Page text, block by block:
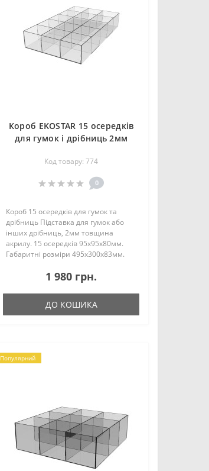
Короб EKOSTAR 15 осередків
для гумок і дрібниць 2мм
Код товару: 774
0
Короб 15 осередків для гумок та
дрібниць Підставка для гумок або
інших дрібниць, 2мм товщина
акрилу. 15 осередків 95х95х80мм.
Габаритні розміри 495х300х83мм.
паз із подальшим склейкою.
Підставки під канцеля..
1 980 грн.
ДО КОШИКА
Популярний